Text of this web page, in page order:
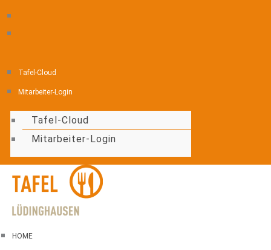
Tafel-Cloud
Mitarbeiter-Login
Tafel-Cloud
Mitarbeiter-Login
HOME